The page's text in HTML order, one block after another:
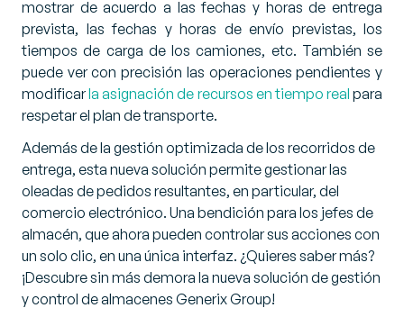
mostrar de acuerdo a las fechas y horas de entrega
prevista, las fechas y horas de envío previstas, los
tiempos de carga de los camiones, etc. También se
puede ver con precisión las operaciones pendientes y
modificarla asignación de recursos en tiempo real para
respetar el plan de transporte.
Además de la gestión optimizada de los recorridos de
entrega, esta nueva solución permite gestionar las
oleadas de pedidos resultantes, en particular, del
comercio electrónico. Una bendición para los jefes de
almacén, que ahora pueden controlar sus acciones con
un solo clic, en una única interfaz. ¿Quieres saber más?
¡Descubre sin más demora la nueva solución de gestión
y control de almacenes Generix Group!